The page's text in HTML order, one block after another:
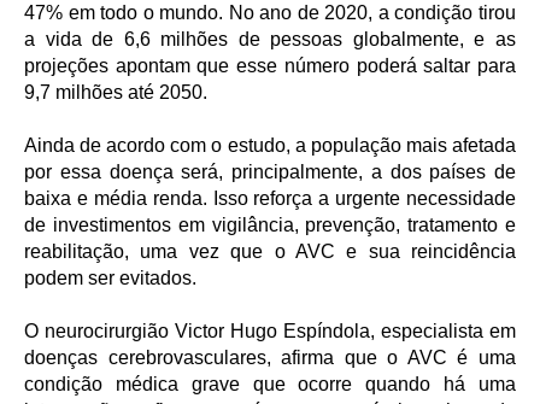
47% em todo o mundo. No ano de 2020, a condição tirou
a vida de 6,6 milhões de pessoas globalmente, e as
projeções apontam que esse número poderá saltar para
9,7 milhões até 2050.
Ainda de acordo com o estudo, a população mais afetada
por essa doença será, principalmente, a dos países de
baixa e média renda. Isso reforça a urgente necessidade
de investimentos em vigilância, prevenção, tratamento e
reabilitação, uma vez que o AVC e sua reincidência
podem ser evitados.
O neurocirurgião Victor Hugo Espíndola, especialista em
doenças cerebrovasculares, afirma que o AVC é uma
condição médica grave que ocorre quando há uma